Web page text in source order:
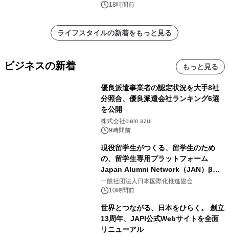
18時間前
ライフスタイルの新着をもっと見る
ビジネスの新着 もっと見る
優良派遣事業者の認定状況を大手8社
分照合、優良派遣会社ランキング6選
を公開
株式会社cielo azul
9時間前
現役留学生がつくる、留学生のため
の、留学生専用プラットフォーム
Japan Alumni Network（JAN）β版
をリリース
一般社団法人日本国際化推進協会
10時間前
世界とつながる、日本をひらく。 創立
13周年、JAPI公式Webサイトを全面
リニューアル